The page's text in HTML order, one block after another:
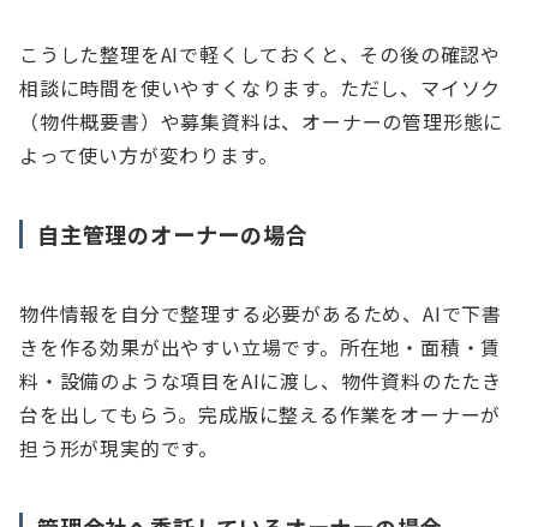
こうした整理をAIで軽くしておくと、その後の確認や
相談に時間を使いやすくなります。ただし、マイソク
（物件概要書）や募集資料は、オーナーの管理形態に
よって使い方が変わります。
自主管理のオーナーの場合
物件情報を自分で整理する必要があるため、AIで下書
きを作る効果が出やすい立場です。所在地・面積・賃
料・設備のような項目をAIに渡し、物件資料のたたき
台を出してもらう。完成版に整える作業をオーナーが
担う形が現実的です。